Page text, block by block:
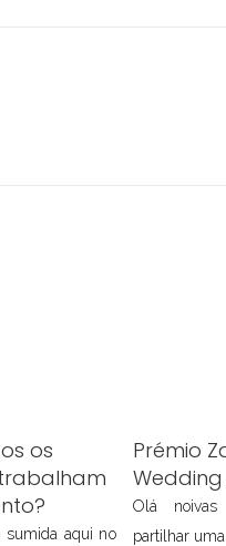
os
sumida aqui no
Prémio
Olá noivas
partilhar